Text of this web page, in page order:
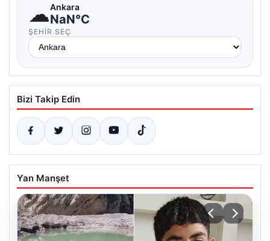
☁Ankara
NaN°C
ŞEHIR SEÇ
Bizi Takip Edin
Yan Manşet